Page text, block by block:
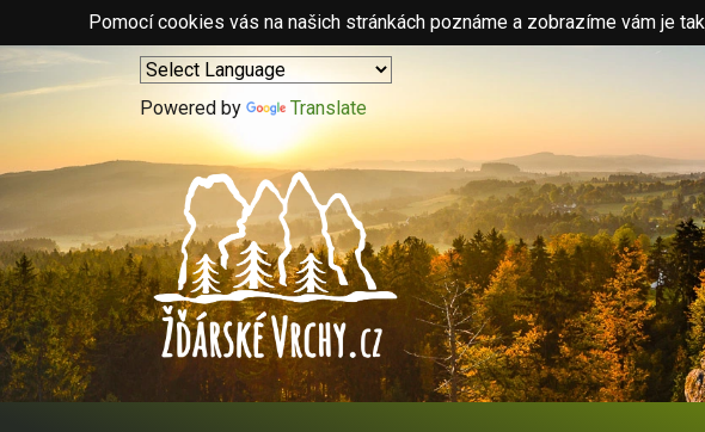
Pomocí cookies vás na našich stránkách poznáme a zobrazíme vám je
Powered by Translate